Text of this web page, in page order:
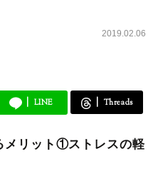
2019.02.06
LINE Threads
メリット①ストレスの軽